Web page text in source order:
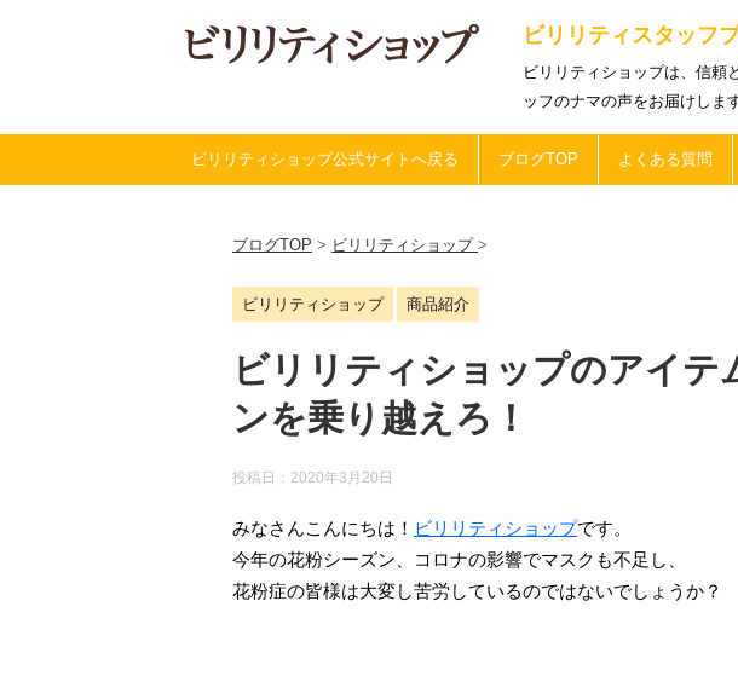
ビリリティスタッフ
ビリリティショップは、信頼
ッフのナマの声をお届けしま
ビリリティショップ公式サイトへ戻る ブログTOP よくある質問
ブログTOP > ビリリティショップ >
ビリリティショップ 商品紹介
ビリリティショップのアイテ
ンを乗り越えろ！
投稿日： 2020年3月20日
みなさんこんにちは！ ビリリティショップです。
今年の花粉シーズン、コロナの影響でマスクも不足し、
花粉症の皆様は大変し苦労しているのではないでしょうか？